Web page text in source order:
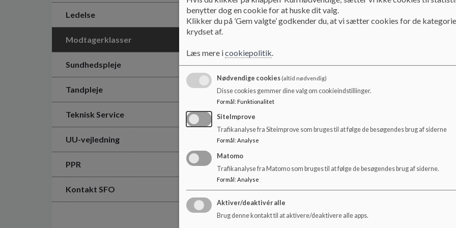
Ledelse
Modtagerklasser
Sundhedspleje
Tandpleje
Teknisk Service
UU-vejledning
PPR
Kontakt SFO
Modtagerklasser
I vores udskoling har vi to modtagerklasser med
Telefon: 28 98 09 01
Email:door01@frederiksberg.dk
benytter dog en cookie for at huske dit valg.
Klikker du på ’Gem valgte’ godkender du, at vi sætter cookies for de
krydset af.
Læs mere icookiepolitik.
Nødvendige cookies(altid nødvendig)
Disse cookies gemmer dine valg om cookieindstillinger.
Formål: Funktionalitet
SiteImprove
Trafikanalyse fra Siteimprove som bruges til at følge de besøgendes brug af siderne
Formål : Analyse
Matomo
Trafikanalyse fra Matomo som bruges til at følge de besøgendes brug af siderne.
Formål : Analyse
Aktiver/deaktivér alle
Brug denne kontakt til at aktivere/deaktivere alle apps.